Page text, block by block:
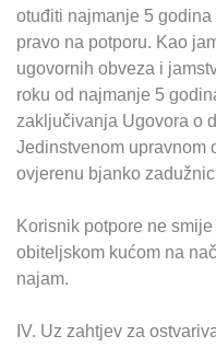
otuđiti najmanje 5
pravo na potporu. Kao
ugovornih obveza i
roku od najmanje 5
zaključivanja Ugovora o
Jedinstvenom upravnom
ovjerenu bjanko
Korisnik potpore ne
obiteljskom kućom na
najam.
IV. Uz zahtjev za